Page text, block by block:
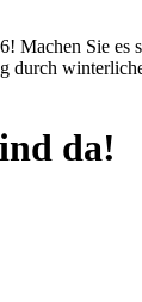
Machen Sie
da!